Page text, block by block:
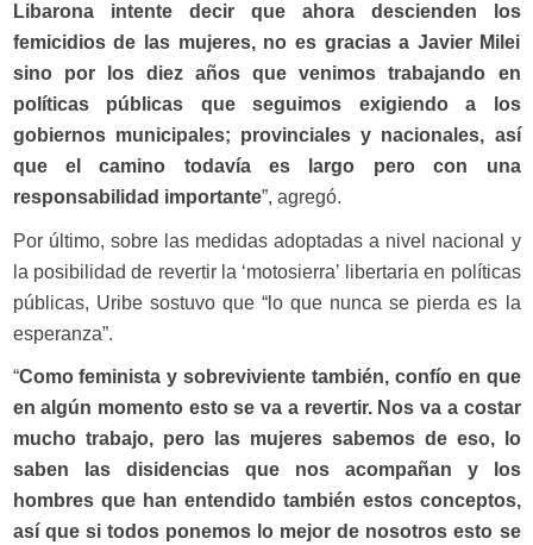
Libarona intente decir que ahora descienden los
femicidios de las mujeres, no es gracias a Javier Milei
sino por los diez años que venimos trabajando en
políticas públicas que seguimos exigiendo a los
gobiernos municipales; provinciales y nacionales, así
que el camino todavía es largo pero con una
responsabilidad importante”, agregó.
Por último, sobre las medidas adoptadas a nivel nacional y
la posibilidad de revertir la ‘motosierra’ libertaria en políticas
públicas, Uribe sostuvo que “lo que nunca se pierda es la
esperanza”.
“Como feminista y sobreviviente también, confío en que
en algún momento esto se va a revertir. Nos va a costar
mucho trabajo, pero las mujeres sabemos de eso, lo
saben las disidencias que nos acompañan y los
hombres que han entendido también estos conceptos,
así que si todos ponemos lo mejor de nosotros esto se